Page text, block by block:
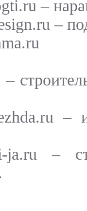
–
–
–
ja.ru –